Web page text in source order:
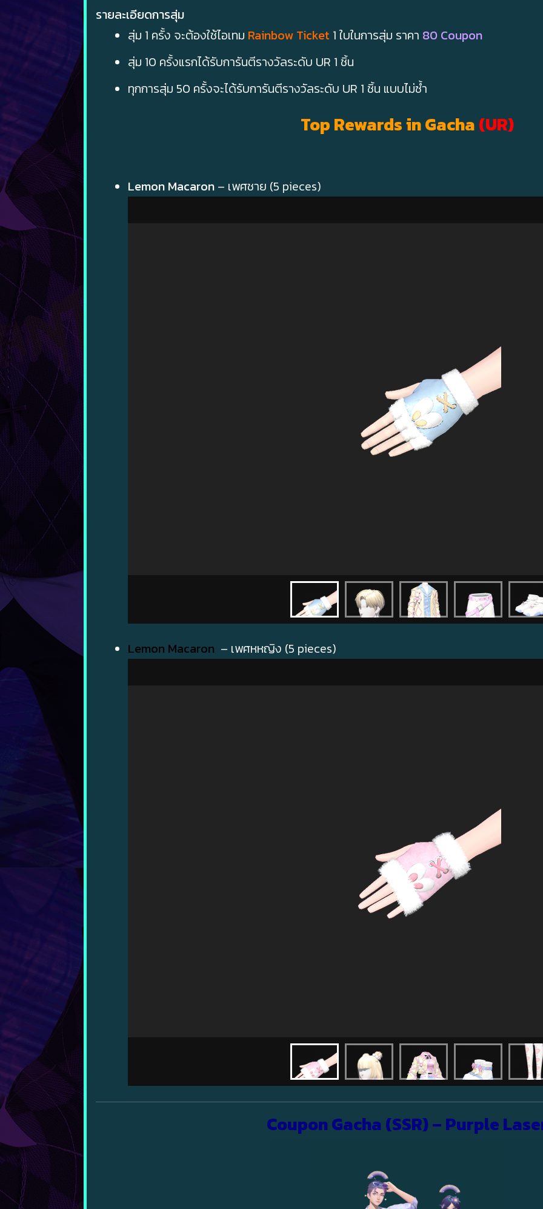
รายละเอียดการสุ่ม
สุ่ม 1 ครั้ง จะต้องใช้ไอเทม Rainbow Ticket 1 ใบในการสุ่ม ราคา 80 Coupon
สุ่ม 10 ครั้งแรกได้รับการันตีรางวัลระดับ UR 1 ชิ้น
ทุกการสุ่ม 50 ครั้งจะได้รับการันตีรางวัลระดับ UR 1 ชิ้น แบบไม่ซ้ำ
Top Rewards in Gacha(UR)
Lemon Macaron – เพศชาย (5 pieces)
Lemon Macaron – เพศหหญิง (5 pieces)
Coupon Gacha (SSR) – Purple